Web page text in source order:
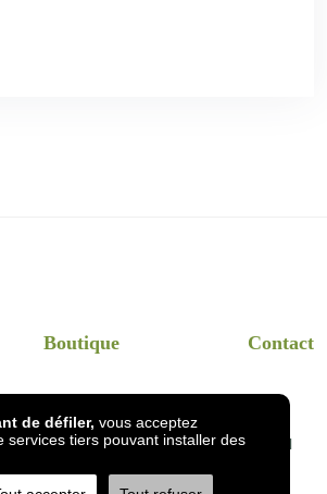
Boutique Contact
- Dessins et visuels InsectsHotel en réel
de défiler, vous acceptez
services tiers pouvant installer des